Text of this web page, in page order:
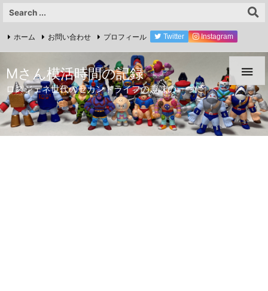

ホーム お問い合わせ プロフィール Twitter Instagram
Mさん模活時間の記録
ロスジェネ世代のセカンドライフの趣味の一つに